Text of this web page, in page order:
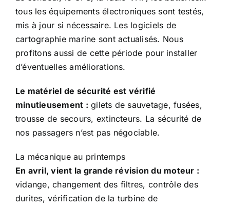
tous les équipements électroniques sont testés,
mis à jour si nécessaire. Les logiciels de
cartographie marine sont actualisés. Nous
profitons aussi de cette période pour installer
d’éventuelles améliorations.
Le matériel de sécurité est vérifié
minutieusement : gilets de sauvetage, fusées,
trousse de secours, extincteurs. La sécurité de
nos passagers n’est pas négociable.
La mécanique au printemps
En avril, vient la grande révision du moteur :
vidange, changement des filtres, contrôle des
durites, vérification de la turbine de